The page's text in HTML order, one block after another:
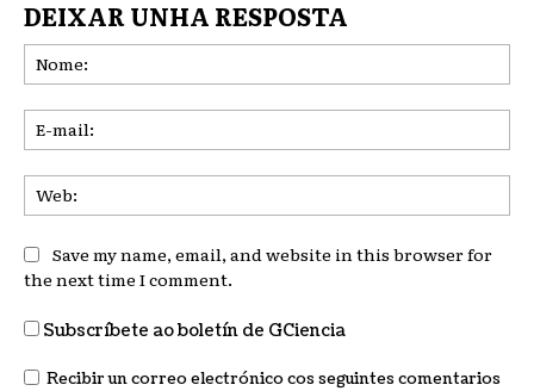
DEIXAR UNHA RESPOSTA
Save my name, email, and website in this browser for
the next time I comment.
Subscríbete ao boletín de GCiencia
Recibir un correo electrónico cos seguintes comentarios